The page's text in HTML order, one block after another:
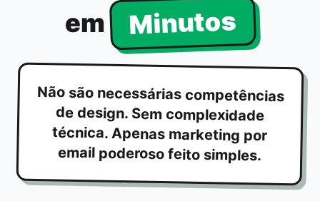
em
Minutos
Não são necessárias competências
de design. Sem complexidade
técnica. Apenas marketing por
email poderoso feito simples.